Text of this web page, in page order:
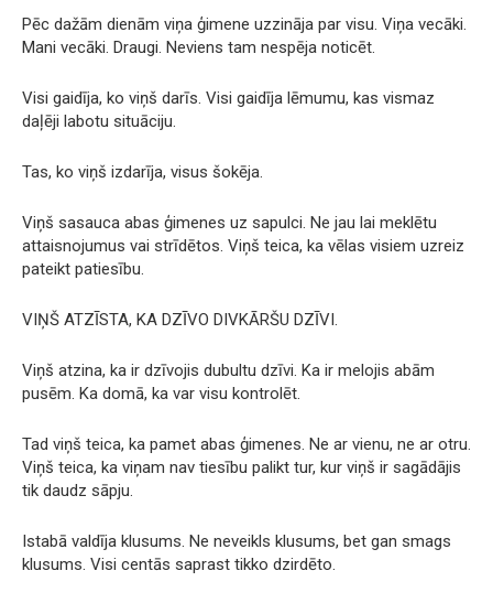
Pēc dažām dienām viņa ģimene uzzināja par visu. Viņa vecāki.
Mani vecāki. Draugi. Neviens tam nespēja noticēt.
Visi gaidīja, ko viņš darīs. Visi gaidīja lēmumu, kas vismaz
daļēji labotu situāciju.
Tas, ko viņš izdarīja, visus šokēja.
Viņš sasauca abas ģimenes uz sapulci. Ne jau lai meklētu
attaisnojumus vai strīdētos. Viņš teica, ka vēlas visiem uzreiz
pateikt patiesību.
VIŅŠ ATZĪSTA, KA DZĪVO DIVKĀRŠU DZĪVI.
Viņš atzina, ka ir dzīvojis dubultu dzīvi. Ka ir melojis abām
pusēm. Ka domā, ka var visu kontrolēt.
Tad viņš teica, ka pamet abas ģimenes. Ne ar vienu, ne ar otru.
Viņš teica, ka viņam nav tiesību palikt tur, kur viņš ir sagādājis
tik daudz sāpju.
Istabā valdīja klusums. Ne neveikls klusums, bet gan smags
klusums. Visi centās saprast tikko dzirdēto.